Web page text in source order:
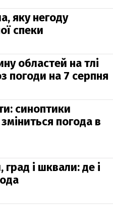
яку негоду
спеки
областей на тлі
погоди на 7 серпня
синоптики
погода в
град і шквали: де і